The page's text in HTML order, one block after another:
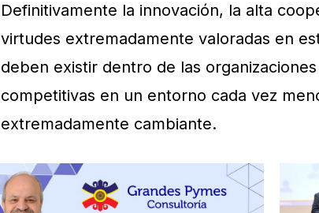
Definitivamente la innovación, la alta
virtudes extremadamente valoradas en
deben existir dentro de las
competitivas en un entorno cada vez
extremadamente cambiante.